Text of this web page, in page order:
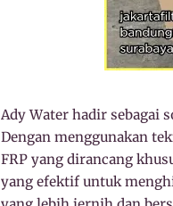
Ady Water hadir sebagai
Dengan menggunakan
FRP yang dirancang
yang efektif untuk